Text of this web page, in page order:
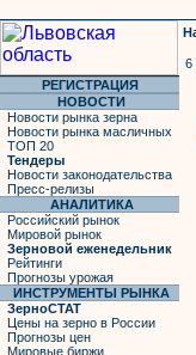
6
РЕГИСТРАЦИЯ
НОВОСТИ
Новости рынка зерна
Новости рынка масличных
ТОП 20
Тендеры
Новости законодательства
Пресс-релизы
АНАЛИТИКА
Российский рынок
Мировой рынок
Зерновой еженедельник
Рейтинги
Прогнозы урожая
ИНСТРУМЕНТЫ РЫНКА
ЗерноСТАТ
Цены на зерно в России
Прогнозы цен
Мировые биржи